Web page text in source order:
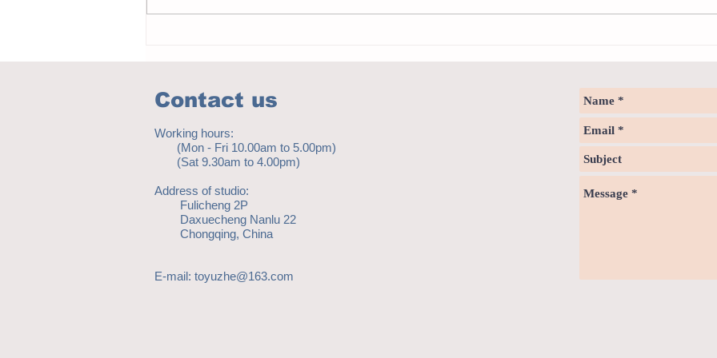
Contact us
Working hours:
(Mon - Fri 10.00am to 5.00pm)
(Sat 9.30am to 4.00pm)
Address of studio:
Fulicheng 2P
Daxuecheng Nanlu 22
Chongqing, China
E-mail: toyuzhe@163.com